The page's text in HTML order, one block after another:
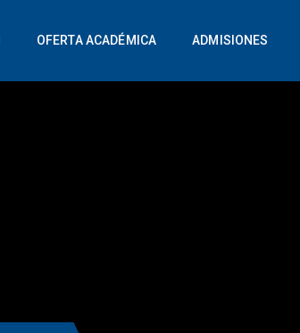
OFERTA ACADÉMICA ADMISIONES